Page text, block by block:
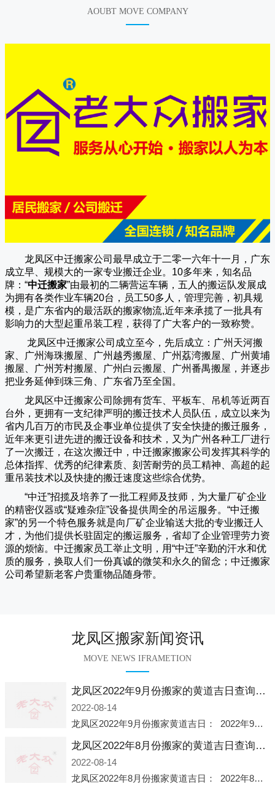
AOUBT MOVE COMPANY
龙凤区中迁搬家公司 最早成立于二零一六年十一月，广东
成立早、规模大的一家专业搬迁企业。10多年来，知名品
牌：“中迁搬家”由最初的二辆营运车辆，五人的搬运队发展成
为拥有各类作业车辆20台，员工50多人，管理完善，初具规
模，是广东省内的最活跃的搬家物流,近年来承揽了一批具有
影响力的大型起重吊装工程，获得了广大客户的一致称赞。
龙凤区中迁搬家公司成立至今，先后成立：广州天河搬
家、广州海珠搬屋、广州越秀搬屋、广州荔湾搬屋、广州黄埔
搬屋、广州芳村搬屋、广州白云搬屋、广州番禺搬屋，并逐步
把业务延伸到珠三角、广东省乃至全国。
龙凤区中迁搬家公司除拥有货车、平板车、吊机等近两百
台外，更拥有一支纪律严明的搬迁技术人员队伍，成立以来为
省内几百万的市民及企事业单位提供了安全快捷的搬迁服务，
近年来更引进先进的搬迁设备和技术，又为广州各种工厂进行
了一次搬迁，在这次搬迁中， 中迁搬家搬家公司发挥其科学的
总体指挥、优秀的纪律素质、刻苦耐劳的员工精神、高超的起
重吊装技术以及快捷的搬迁速度这些综合优势。
“中迁”招揽及培养了一批工程师及技师，为大量厂矿企业
的精密仪器或“疑难杂症”设备提供周全的吊运服务。“中迁搬
家”的另一个特色服务就是向厂矿企业输送大批的专业搬迁人
才，为他们提供长驻固定的搬运服务，省却了企业管理劳力资
源的烦恼。 中迁搬家员工举止文明，用“中迁”辛勤的汗水和优
质的服务，换取人们一份真诚的微笑和永久的留念； 中迁搬家
公司希望新老客户贵重物品随身带。
龙凤区搬家新闻资讯
MOVE NEWS IFRAMETION
龙凤区2022年9月份搬家的黄道吉日查询大全一览表哪天适合搬家好日子
2022-08-14
龙凤区2022年9月份搬家黄道吉日： 2022年9月6日 「星期二」 农历八月十一2022年9月12日 「星期一」 农历八月十七2022年9月16日 「星期五」 农历八月廿一2022年9月2
龙凤区2022年8月份搬家的黄道吉日查询大全一览表哪天适合搬家好日子
2022-08-14
龙凤区2022年8月份搬家黄道吉日： 2022年8月2日 「星期二」 农历七月初五2022年8月6日 「星期六」 农历七月初九2022年8月8日 「星期一」 农历七月十一2022年8月10日 「